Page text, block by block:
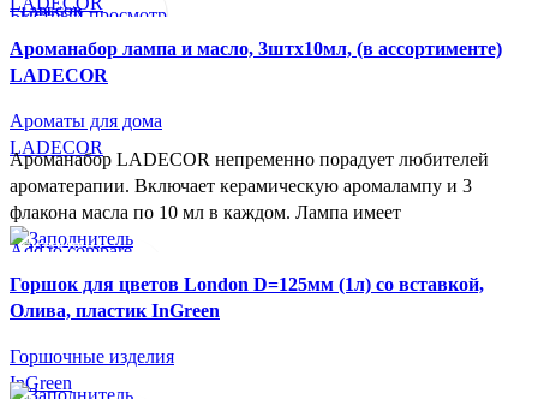
LADECOR
Быстрый просмотр
В желаемое
Ароманабор лампа и масло, 3штx10мл, (в ассортименте)
LADECOR
Ароматы для дома
LADECOR
Ароманабор LADECOR непременно порадует любителей
ароматерапии. Включает керамическую аромалампу и 3
флакона масла по 10 мл в каждом. Лампа имеет
СУПЕР-ЦЕНА
Add to compare
Быстрый просмотр
В желаемое
Горшок для цветов London D=125мм (1л) со вставкой,
Олива, пластик InGreen
Горшочные изделия
InGreen